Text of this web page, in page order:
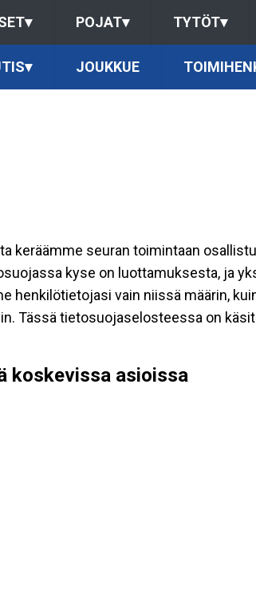
▾ POJAT▾ TYTÖT▾
▾ JOUKKUE
keräämme seuran toimintaan
kyse on luottamuksesta, ja
henkilötietojasi vain niissä määrin,
Tässä tietosuojaselosteessa on
koskevissa asioissa